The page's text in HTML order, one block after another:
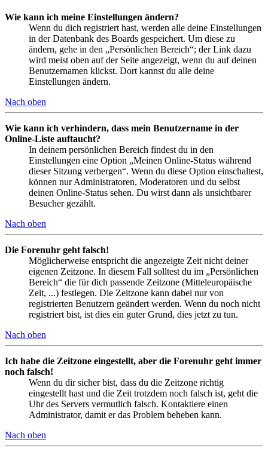
Wie kann ich meine Einstellungen ändern?
Wenn du dich registriert hast, werden alle deine Einstellungen
in der Datenbank des Boards gespeichert. Um diese zu
ändern, gehe in den „Persönlichen Bereich“; der Link dazu
wird meist oben auf der Seite angezeigt, wenn du auf deinen
Benutzernamen klickst. Dort kannst du alle deine
Einstellungen ändern.
Nach oben
Wie kann ich verhindern, dass mein Benutzername in der
Online-Liste auftaucht?
In deinem persönlichen Bereich findest du in den
Einstellungen eine Option „Meinen Online-Status während
dieser Sitzung verbergen“. Wenn du diese Option einschaltest,
können nur Administratoren, Moderatoren und du selbst
deinen Online-Status sehen. Du wirst dann als unsichtbarer
Besucher gezählt.
Nach oben
Die Forenuhr geht falsch!
Möglicherweise entspricht die angezeigte Zeit nicht deiner
eigenen Zeitzone. In diesem Fall solltest du im „Persönlichen
Bereich“ die für dich passende Zeitzone (Mitteleuropäische
Zeit, ...) festlegen. Die Zeitzone kann dabei nur von
registrierten Benutzern geändert werden. Wenn du noch nicht
registriert bist, ist dies ein guter Grund, dies jetzt zu tun.
Nach oben
Ich habe die Zeitzone eingestellt, aber die Forenuhr geht immer
noch falsch!
Wenn du dir sicher bist, dass du die Zeitzone richtig
eingestellt hast und die Zeit trotzdem noch falsch ist, geht die
Uhr des Servers vermutlich falsch. Kontaktiere einen
Administrator, damit er das Problem beheben kann.
Nach oben